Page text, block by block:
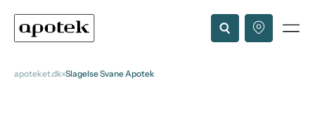
apoteket.dk Slagelse Svane Apotek